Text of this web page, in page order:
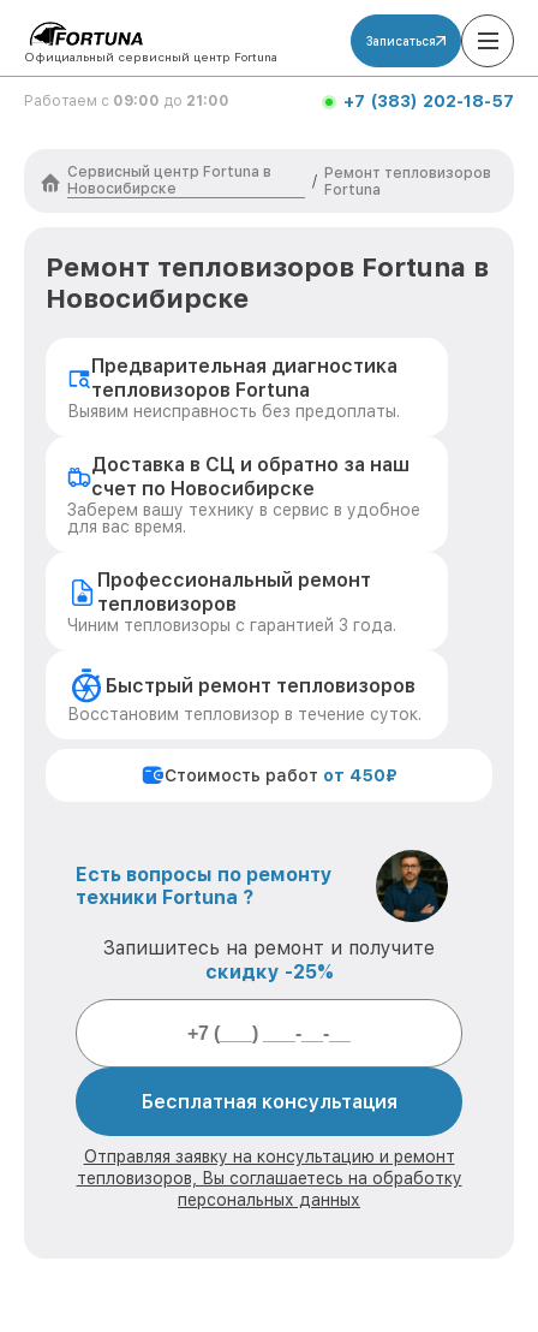
Официальный сервисный центр Fortuna
Записаться
Работаем с 09:00 до 21:00 +7 (383) 202-18-57
Сервисный центр Fortuna в
Новосибирске
/ Ремонт тепловизоров
Fortuna
Ремонт тепловизоров Fortuna в
Новосибирске
Предварительная диагностика
тепловизоров Fortuna
Выявим неисправность без предоплаты.
Доставка в СЦ и обратно за наш
счет по Новосибирске
Заберем вашу технику в сервис в удобное
для вас время.
Профессиональный ремонт
тепловизоров
Чиним тепловизоры с гарантией 3 года.
Быстрый ремонт тепловизоров
Восстановим тепловизор в течение суток.
Стоимость работ от 450₽
Есть вопросы по ремонту
техники Fortuna ?
Запишитесь на ремонт и получите
скидку -25%
Бесплатная консультация
Отправляя заявку на консультацию и ремонт
тепловизоров, Вы соглашаетесь на обработку
персональных данных